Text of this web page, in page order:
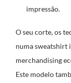
impressão.
O seu corte, os
numa sweatshirt
merchandising
Este modelo